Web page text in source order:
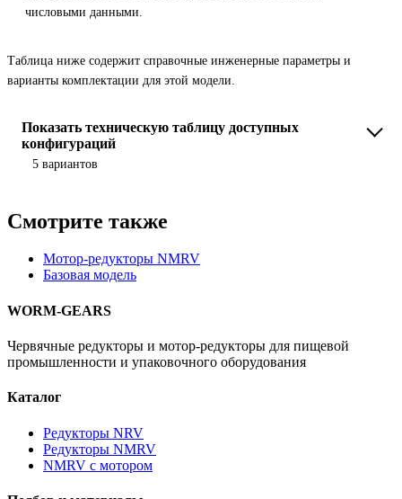
числовыми данными.
Таблица ниже содержит справочные инженерные параметры и
варианты комплектации для этой модели.
Показать техническую таблицу доступных
конфигураций
5 вариантов
Смотрите также
Мотор-редукторы NMRV
Базовая модель
WORM-GEARS
Червячные редукторы и мотор-редукторы для пищевой
промышленности и упаковочного оборудования
Каталог
Редукторы NRV
Редукторы NMRV
NMRV с мотором